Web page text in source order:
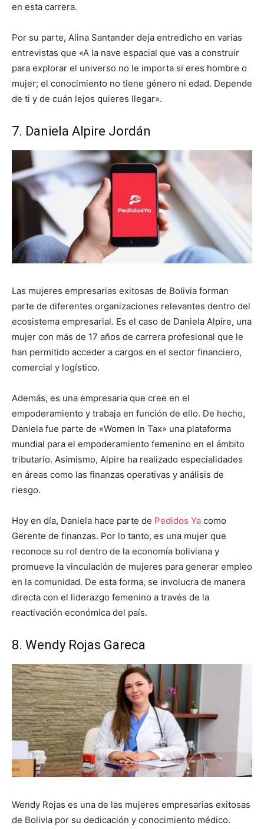
en esta carrera.
Por su parte, Alina Santander deja entredicho en varias
entrevistas que «A la nave espacial que vas a construir
para explorar el universo no le importa si eres hombre o
mujer; el conocimiento no tiene género ni edad. Depende
de ti y de cuán lejos quieres llegar».
7. Daniela Alpire Jordán
Las mujeres empresarias exitosas de Bolivia forman
parte de diferentes organizaciones relevantes dentro del
ecosistema empresarial. Es el caso de Daniela Alpire, una
mujer con más de 17 años de carrera profesional que le
han permitido acceder a cargos en el sector financiero,
comercial y logístico.
Además, es una empresaria que cree en el
empoderamiento y trabaja en función de ello. De hecho,
Daniela fue parte de «Women In Tax» una plataforma
mundial para el empoderamiento femenino en el ámbito
tributario. Asimismo, Alpire ha realizado especialidades
en áreas como las finanzas operativas y análisis de
riesgo.
Hoy en día, Daniela hace parte de Pedidos Ya como
Gerente de finanzas. Por lo tanto, es una mujer que
reconoce su rol dentro de la economía boliviana y
promueve la vinculación de mujeres para generar empleo
en la comunidad. De esta forma, se involucra de manera
directa con el liderazgo femenino a través de la
reactivación económica del país.
8. Wendy Rojas Gareca
Wendy Rojas es una de las mujeres empresarias exitosas
de Bolivia por su dedicación y conocimiento médico.